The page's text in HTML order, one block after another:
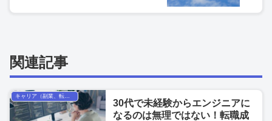
関連記事
キャリア（副業、転職、フリーランス）
30代で未経験からエンジニアに
なるのは無理ではない！転職成